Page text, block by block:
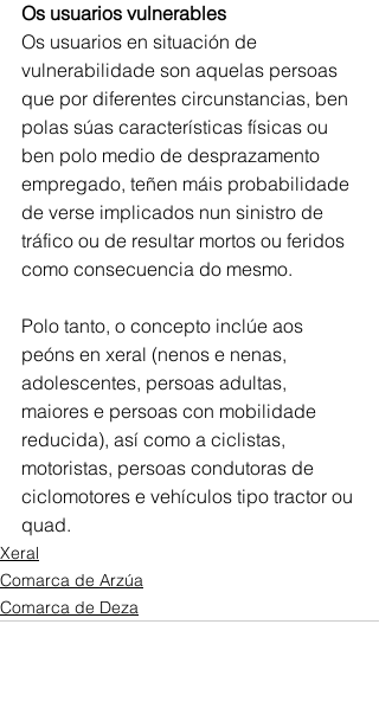
Os usuarios vulnerables
Os usuarios en situación de
vulnerabilidade son aquelas persoas
que por diferentes circunstancias, ben
polas súas características físicas ou
ben polo medio de desprazamento
empregado, teñen máis probabilidade
de verse implicados nun sinistro de
tráfico ou de resultar mortos ou feridos
como consecuencia do mesmo.
Polo tanto, o concepto inclúe aos
peóns en xeral (nenos e nenas,
adolescentes, persoas adultas,
maiores e persoas con mobilidade
reducida), así como a ciclistas,
motoristas, persoas condutoras de
ciclomotores e vehículos tipo tractor ou
quad.
Xeral
Comarca de Arzúa
Comarca de Deza